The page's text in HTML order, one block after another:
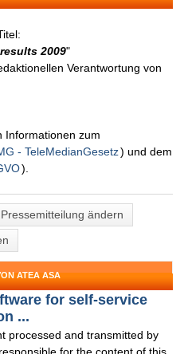
2009"
Verantwortung von
Informationen zum
- TeleMedianGesetz) und dem
).
Pressemitteilung ändern
ATEA ASA
for self-service
...
processed and transmitted by